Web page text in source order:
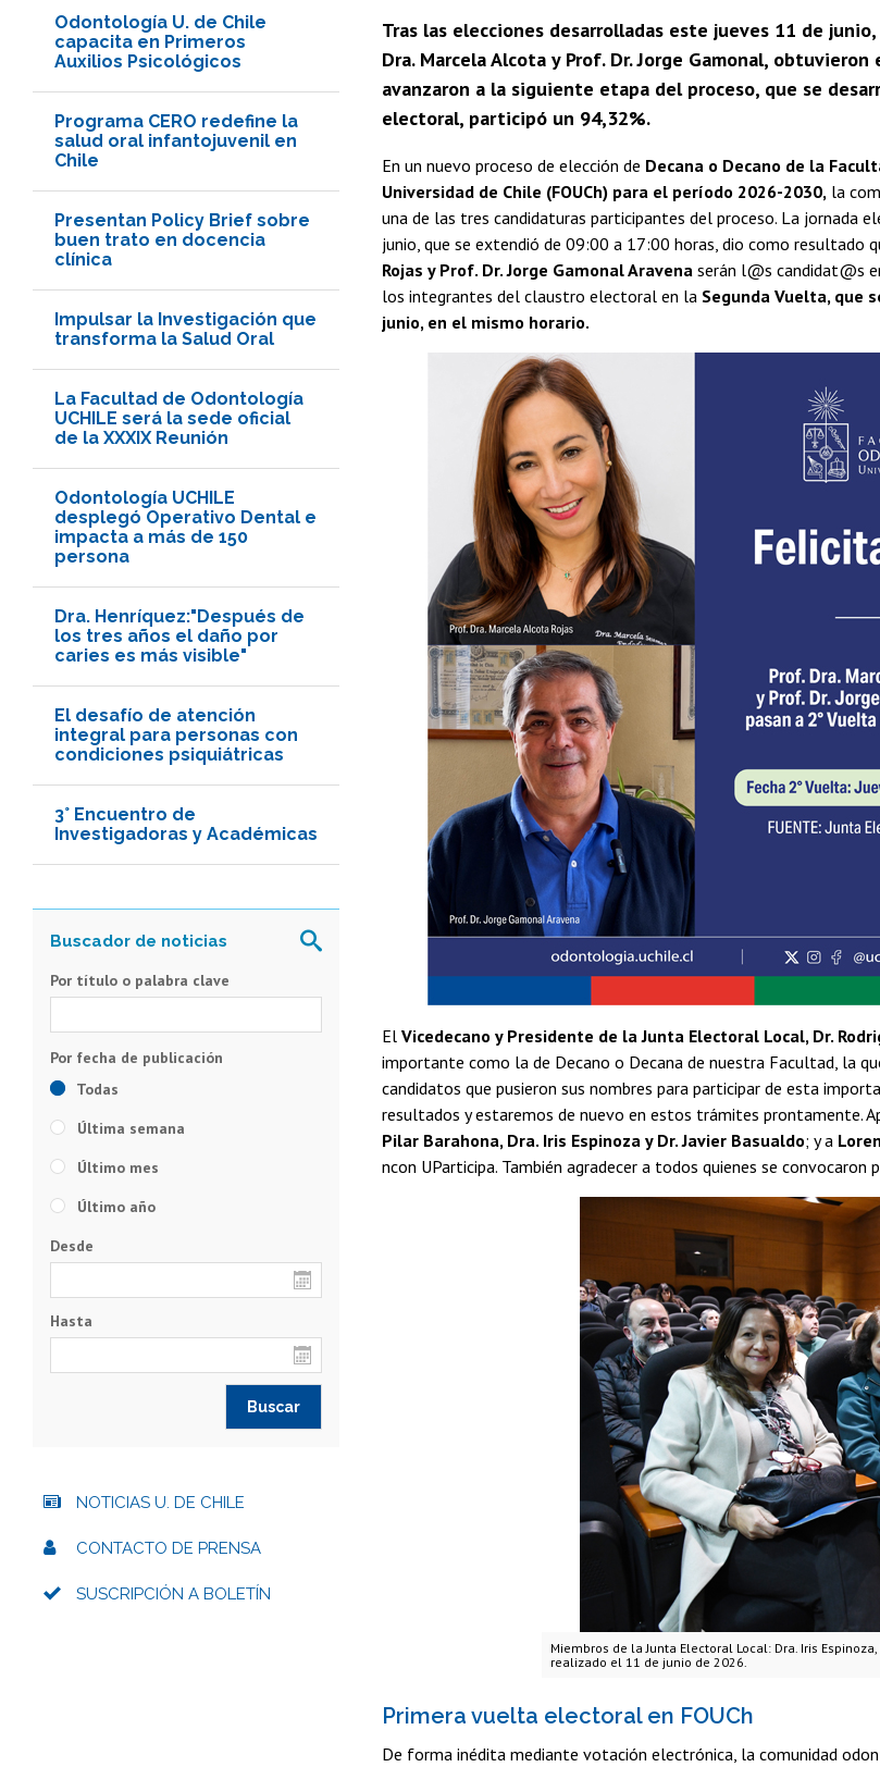
Odontología U. de Chile
capacita en Primeros
Auxilios Psicológicos
Programa CERO redefine la
salud oral infantojuvenil en
Chile
Presentan Policy Brief sobre
buen trato en docencia
clínica
Impulsar la Investigación que
transforma la Salud Oral
La Facultad de Odontología
UCHILE será la sede oficial
de la XXXIX Reunión
Odontología UCHILE
desplegó Operativo Dental e
impacta a más de 150
persona
Dra. Henríquez:"Después de
los tres años el daño por
caries es más visible"
El desafío de atención
integral para personas con
condiciones psiquiátricas
3° Encuentro de
Investigadoras y Académicas
Tras las elecciones desarrolladas este jueves 11 de
Dra. Marcela Alcota y Prof. Dr. Jorge Gamonal,
avanzaron a la siguiente etapa del proceso, que se
electoral, participó un 94,32%.
En un nuevo proceso de elección de Decana o Decano de la
Universidad de Chile (FOUCh) para el período 2026-2030, la
una de las tres candidaturas participantes del proceso. La jornada
junio, que se extendió de 09:00 a 17:00 horas, dio como resultado
Rojas y Prof. Dr. Jorge Gamonal Aravena serán l@s candidat@s
los integrantes del claustro electoral en la Segunda Vuelta, que
junio, en el mismo horario.
El Vicedecano y Presidente de la Junta Electoral Local, Dr.
importante como la de Decano o Decana de nuestra Facultad, la
candidatos que pusieron sus nombres para participar de esta
resultados y estaremos de nuevo en estos trámites prontamente.
Pilar Barahona, Dra. Iris Espinoza y Dr. Javier Basualdo; y a
ncon UParticipa. También agradecer a todos quienes se
Miembros de la Junta Electoral Local: Dra. Iris
realizado el 11 de junio de 2026.
Primera vuelta electoral en FOUCh
De forma inédita mediante votación electrónica, la comunidad
Por título o palabra clave
Todas
Última semana
Último mes
Último año
Desde
Hasta
NOTICIAS U. DE CHILE
CONTACTO DE PRENSA
SUSCRIPCIÓN A BOLETÍN